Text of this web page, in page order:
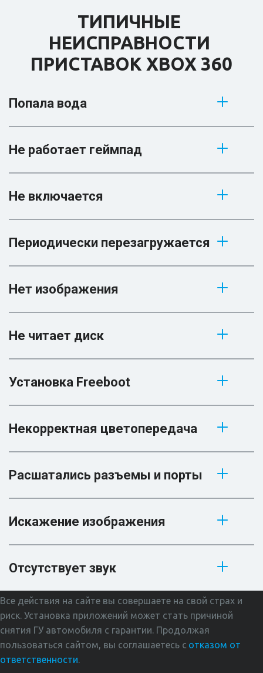
ТИПИЧНЫЕ
НЕИСПРАВНОСТИ
ПРИСТАВОК XBOX 360
Попала вода
Не работает геймпад
Не включается
Периодически перезагружается
Нет изображения
Не читает диск
Установка Freeboot
Некорректная цветопередача
Расшатались разъемы и порты
Искажение изображения
Отсутствует звук
Все действия на сайте вы совершаете на свой страх и
риск. Установка приложений может стать причиной
снятия ГУ автомобиля с гарантии. Продолжая
пользоваться сайтом, вы соглашаетесь с отказом от
ответственности.